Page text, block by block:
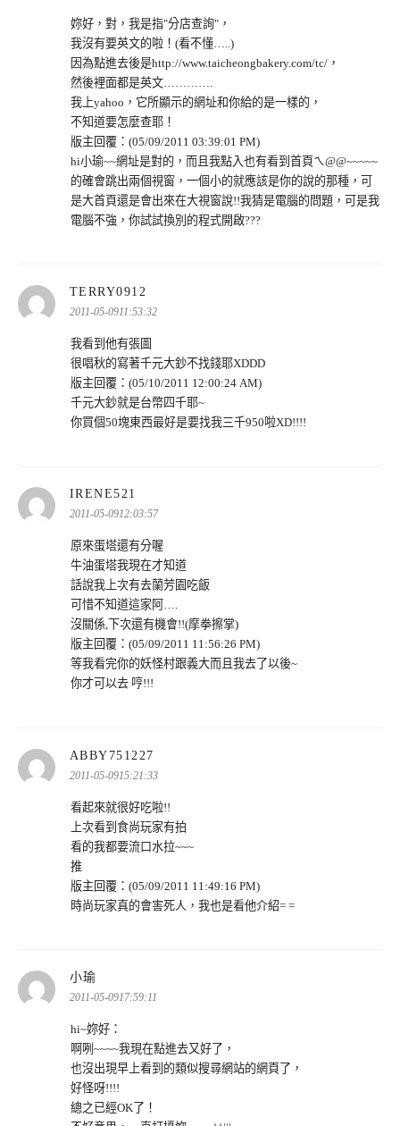
妳好，對，我是指"分店查詢"，
我沒有要英文的啦！(看不懂…..)
因為點進去後是http://www.taicheongbakery.com/tc/，
然後裡面都是英文………….
我上yahoo，它所顯示的網址和你給的是一樣的，
不知道要怎麼查耶！
版主回覆：(05/09/2011 03:39:01 PM)
hi小瑜~~網址是對的，而且我點入也有看到首頁ㄟ@@~~~~~
的確會跳出兩個視窗，一個小的就應該是你的說的那種，可
是大首頁還是會出來在大視窗說!!我猜是電腦的問題，可是我
電腦不強，你試試換別的程式開啟???
TERRY0912
示:
2011-05-0911:53:32
我看到他有張圖
很唱秋的寫著千元大鈔不找錢耶XDDD
版主回覆：(05/10/2011 12:00:24 AM)
千元大鈔就是台幣四千耶~
你買個50塊東西最好是要找我三千950啦XD!!!!
IRENE521
示:
2011-05-0912:03:57
原來蛋塔還有分喔
牛油蛋塔我現在才知道
話說我上次有去蘭芳園吃飯
可惜不知道這家阿….
沒關係,下次還有機會!!(摩拳擦掌)
版主回覆：(05/09/2011 11:56:26 PM)
等我看完你的妖怪村跟義大而且我去了以後~
你才可以去 哼!!!
ABBY751227
示:
2011-05-0915:21:33
看起來就很好吃啦!!
上次看到食尚玩家有拍
看的我都要流口水拉~~~
推
版主回覆：(05/09/2011 11:49:16 PM)
時尚玩家真的會害死人，我也是看他介紹= =
小瑜
示:
2011-05-0917:59:11
hi~妳好：
啊咧~~~~我現在點進去又好了，
也沒出現早上看到的類似搜尋網站的網頁了，
好怪呀!!!!
總之已經OK了！